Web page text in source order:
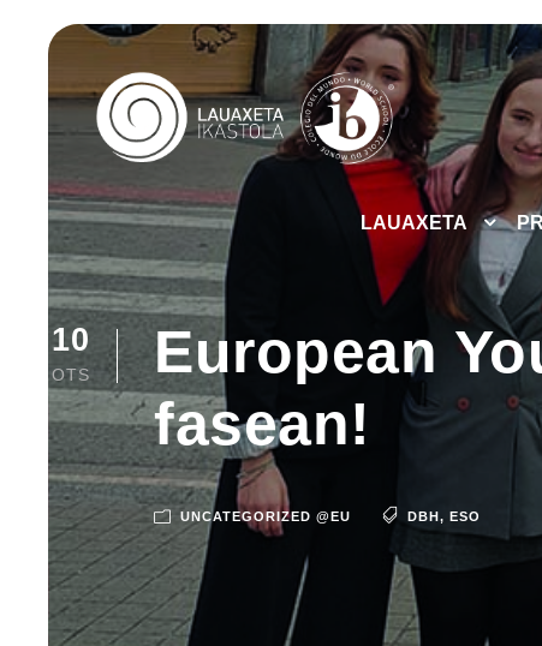
LAUAXETA
10
OTS
European
fasean!
UNCATEGORIZED @EU DBH, ESO